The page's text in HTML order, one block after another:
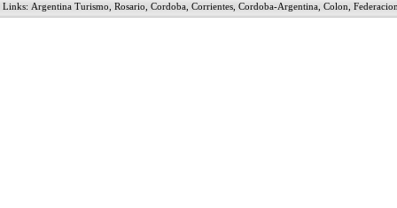
Links: Argentina Turismo Rosario Cordoba Corrientes Cordoba-Argentina Colon